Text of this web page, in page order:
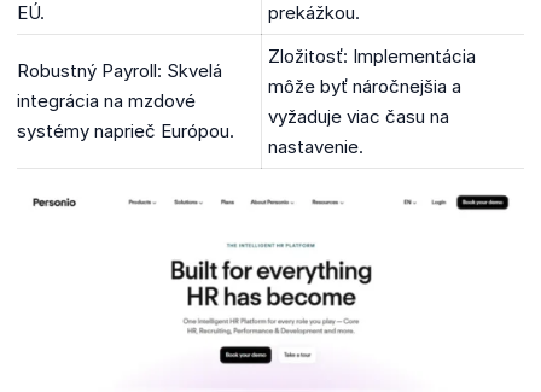
EÚ.
prekážkou.
Robustný Payroll: Skvelá
integrácia na mzdové
systémy naprieč Európou.
Zložitosť: Implementácia
môže byť náročnejšia a
vyžaduje viac času na
nastavenie.